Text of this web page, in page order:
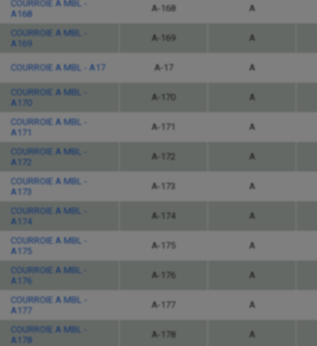
COURROIE A MBL -
A168
A-168 A
COURROIE A MBL -
A169
A-169 A
COURROIE A MBL - A17 A-17 A
COURROIE A MBL -
A170
A-170 A
COURROIE A MBL -
A171
A-171 A
COURROIE A MBL -
A172
A-172 A
COURROIE A MBL -
A173
A-173 A
COURROIE A MBL -
A174
A-174 A
COURROIE A MBL -
A175
A-175 A
COURROIE A MBL -
A176
A-176 A
COURROIE A MBL -
A177
A-177 A
COURROIE A MBL -
A178
A-178 A